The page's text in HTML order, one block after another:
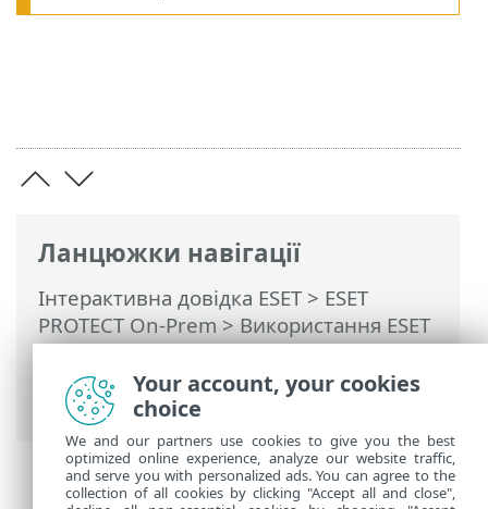
Ланцюжки навігації
Інтерактивна довідка ESET> ESET
PROTECT On-Prem>Використання ESET
PROTECT On-Prem>ESET PROTECT On-
Prem Головне меню>Виявлені об’єкти
> Захист від програм-вимагачів
Your account, your cookies
choice
We and our partners use cookies to give you the best
optimized online experience, analyze our website traffic,
and serve you with personalized ads. You can agree to the
collection of all cookies by clicking "Accept all and close",